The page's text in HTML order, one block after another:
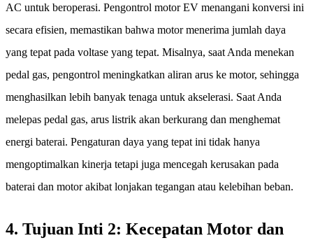
AC untuk beroperasi. Pengontrol motor EV menangani konversi ini
secara efisien, memastikan bahwa motor menerima jumlah daya
yang tepat pada voltase yang tepat. Misalnya, saat Anda menekan
pedal gas, pengontrol meningkatkan aliran arus ke motor, sehingga
menghasilkan lebih banyak tenaga untuk akselerasi. Saat Anda
melepas pedal gas, arus listrik akan berkurang dan menghemat
energi baterai. Pengaturan daya yang tepat ini tidak hanya
mengoptimalkan kinerja tetapi juga mencegah kerusakan pada
baterai dan motor akibat lonjakan tegangan atau kelebihan beban.
4. Tujuan Inti 2: Kecepatan Motor dan